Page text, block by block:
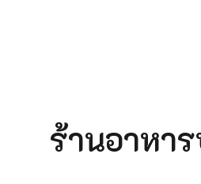
ร้านอาหา